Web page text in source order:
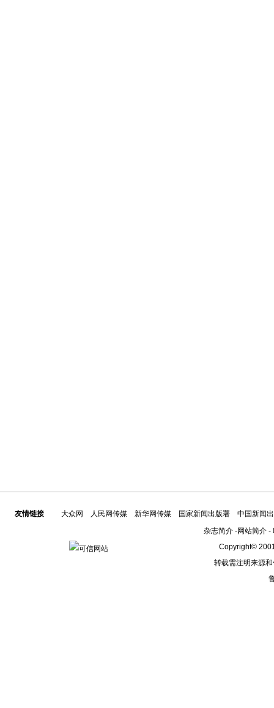
友情链接 大众网 人民网传媒 新华网传媒 国家新闻出版署
中国新闻
杂志简介-网站简介-
Copyright©
转载需注明来源